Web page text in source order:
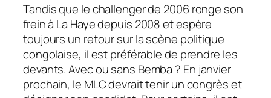
Tandis que le challenger de 2006 ronge son
frein à La Haye depuis 2008 et espère
toujours un retour sur la scène politique
congolaise, il est préférable de prendre les
devants. Avec ou sans Bemba ? En janvier
prochain, le MLC devrait tenir un congrès et